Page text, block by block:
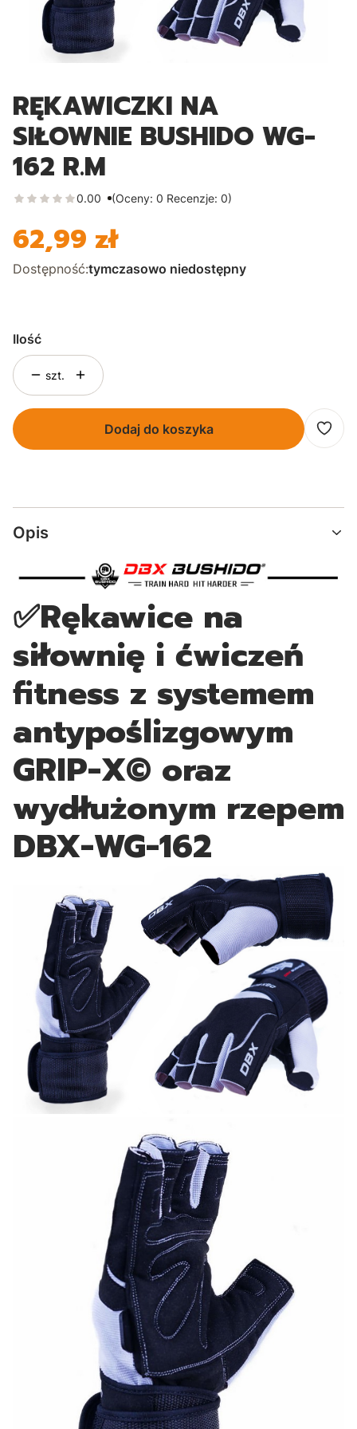
RĘKAWICZKI NA
SIŁOWNIE BUSHIDO WG-
162 R.M
0.00 (Oceny: 0 Recenzje: 0)
Cena
62,99 zł
Dostępność:tymczasowo niedostępny
Ilość
szt.
Dodaj do koszyka
Opis
✅Rękawice na
siłownię i ćwiczeń
fitness z systemem
antypoślizgowym
GRIP-X© oraz
wydłużonym rzepem
DBX-WG-162